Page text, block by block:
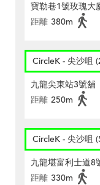
寶勒巷1號玫瑰大
距離 380m
CircleK - 尖沙咀
九龍尖東站3號舖
距離 250m
CircleK - 尖沙咀
九龍堪富利士道8
距離 330m